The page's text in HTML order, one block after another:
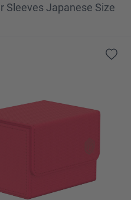
Sleeves Japanese Size